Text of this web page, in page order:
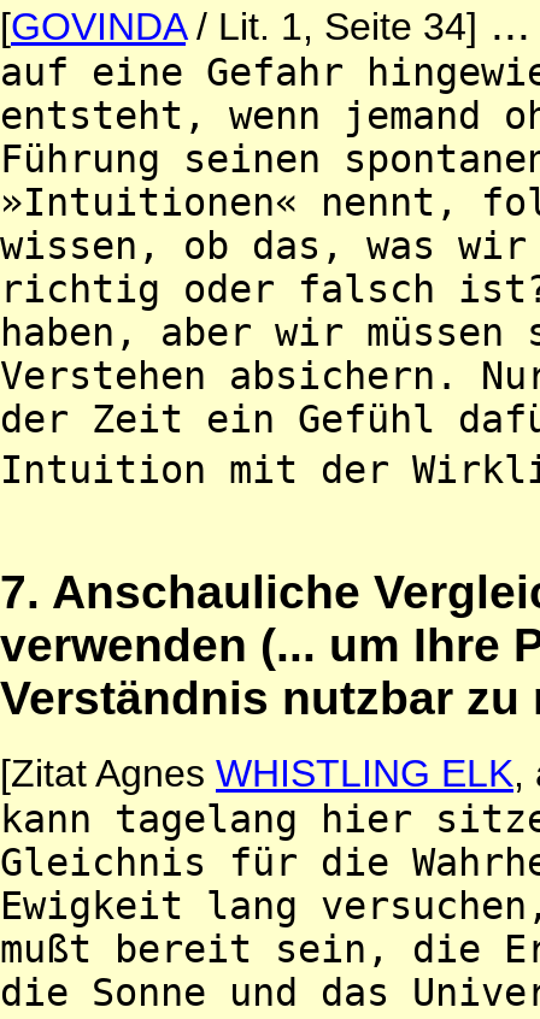
[GOVINDA/ Lit. 1, Seite 34] ...
auf eine Gefahr
entsteht, wenn jemand
Führung seinen
»Intuitionen« nennt,
wissen, ob das, was
richtig oder falsch
haben, aber wir
Verstehen absichern.
der Zeit ein Gefühl
Intuition mit der
7. Anschauliche
verwenden (... um Ihre
Verständnis nutzbar zu
[Zitat Agnes WHISTLING ELK,
kann tagelang hier
Gleichnis für die
Ewigkeit lang
mußt bereit sein, die
die Sonne und das